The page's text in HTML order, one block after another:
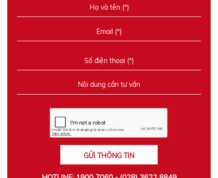
GỬI THÔNG TIN